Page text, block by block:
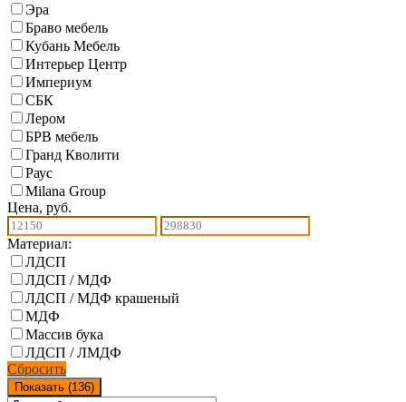
Эра
Браво мебель
Кубань Мебель
Интерьер Центр
Империум
СБК
Лером
БРВ мебель
Гранд Кволити
Раус
Milana Group
Цена, руб.
Материал:
ЛДСП
ЛДСП / МДФ
ЛДСП / МДФ крашеный
МДФ
Массив бука
ЛДСП / ЛМДФ
Сбросить
Показать (136)